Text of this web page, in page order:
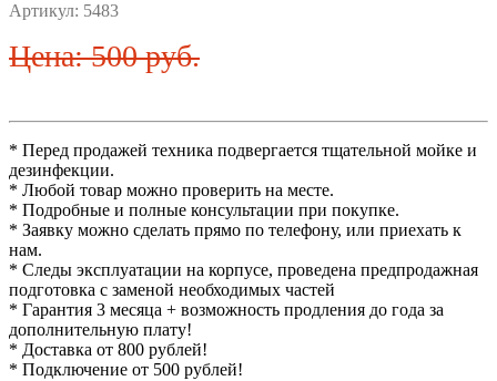
Артикул: 5483
Цена: 500 руб.
* Перед продажей техника подвергается тщательной мойке и
дезинфекции.
* Любой товар можно проверить на месте.
* Подробные и полные консультации при покупке.
* Заявку можно сделать прямо по телефону, или приехать к
нам.
* Следы эксплуатации на корпусе, проведена предпродажная
подготовка с заменой необходимых частей
* Гарантия 3 месяца + возможность продления до года за
дополнительную плату!
* Доставка от 800 рублей!
* Подключение от 500 рублей!